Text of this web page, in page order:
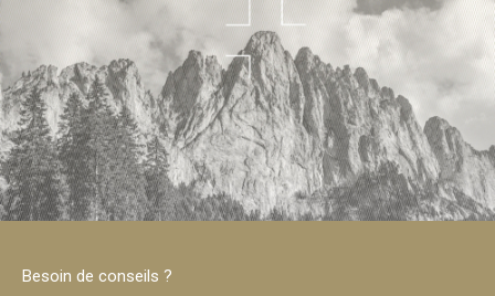
Besoin de conseils ?